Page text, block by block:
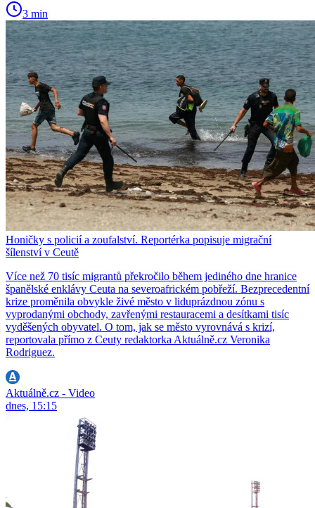
3 min
Honičky s policií a zoufalství. Reportérka popisuje migrační
šílenství v Ceutě
Více než 70 tisíc migrantů překročilo během jediného dne hranice
španělské enklávy Ceuta na severoafrickém pobřeží. Bezprecedentní
krize proměnila obvykle živé město v liduprázdnou zónu s
vyprodanými obchody, zavřenými restauracemi a desítkami tisíc
vyděšených obyvatel. O tom, jak se město vyrovnává s krizí,
reportovala přímo z Ceuty redaktorka Aktuálně.cz Veronika
Rodriguez.
Aktuálně.cz - Video
dnes, 15:15